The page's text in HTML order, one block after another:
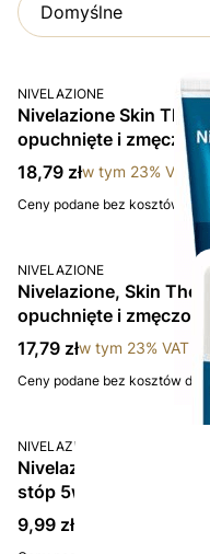
Domyślne
PRODUCENT
NIVELAZIONE
Nivelazione Skin
opuchnięte i
Cena brutto
18,79 złw tym 23% VAT
Ceny podane bez kosztów
PRODUCENT
NIVELAZIONE
Nivelazione, Skin
opuchnięte i
Cena brutto
17,79 złw tym 23% VAT
Ceny podane bez kosztów
PRODUCENT
NIVELAZIONE
Nivelazione Skin
stóp 5w1, 150 ml
Cena brutto
9,99 zł